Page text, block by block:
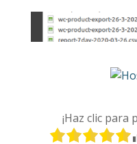
¡Haz clic